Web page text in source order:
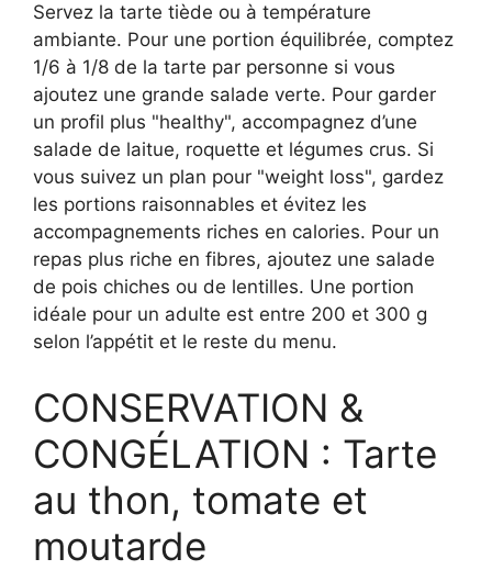
Servez la tarte tiède ou à température
ambiante. Pour une portion équilibrée, comptez
1/6 à 1/8 de la tarte par personne si vous
ajoutez une grande salade verte. Pour garder
un profil plus "healthy", accompagnez d’une
salade de laitue, roquette et légumes crus. Si
vous suivez un plan pour "weight loss", gardez
les portions raisonnables et évitez les
accompagnements riches en calories. Pour un
repas plus riche en fibres, ajoutez une salade
de pois chiches ou de lentilles. Une portion
idéale pour un adulte est entre 200 et 300 g
selon l’appétit et le reste du menu.
CONSERVATION &
CONGÉLATION : Tarte
au thon, tomate et
moutarde